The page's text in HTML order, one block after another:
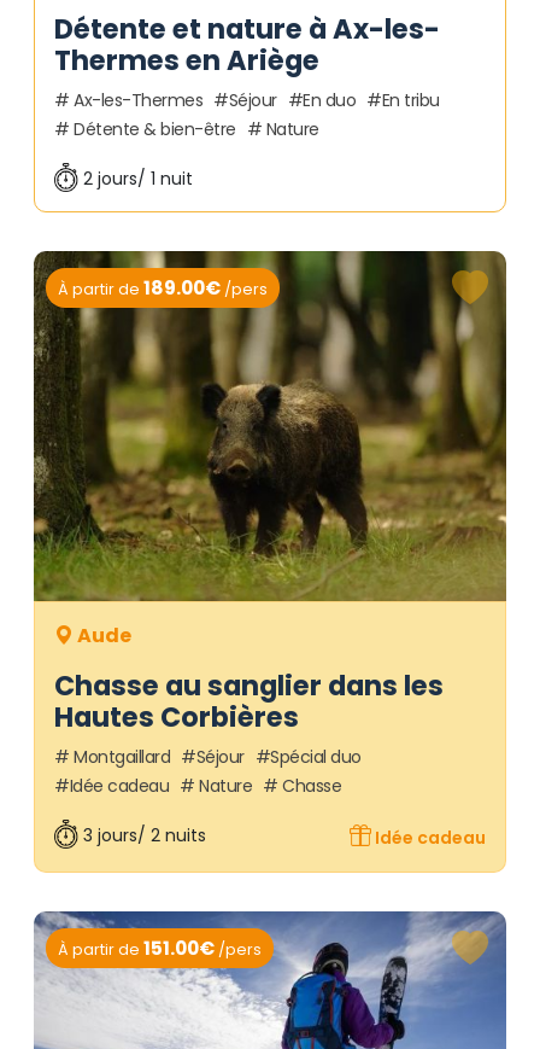
Détente et nature à Ax-les-
Thermes en Ariège
Ax-les-Thermes Séjour En duo
En tribu
Détente & bien-être
Nature
2 jours/ 1 nuit
Chasse au sanglier dans les
Hautes Corbières
Aude
À partir de 189.00€ /pers
Montgaillard Séjour
Spécial duo
Idée cadeau
Nature Chasse
3 jours/ 2 nuits Idée cadeau
À partir de 151.00€ /pers